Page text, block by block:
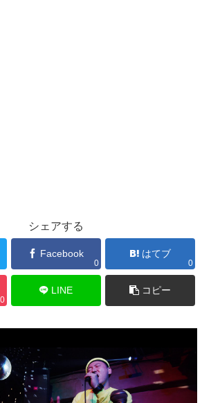
シェアする
Facebook
0
はてブ
0
0
LINE コピー